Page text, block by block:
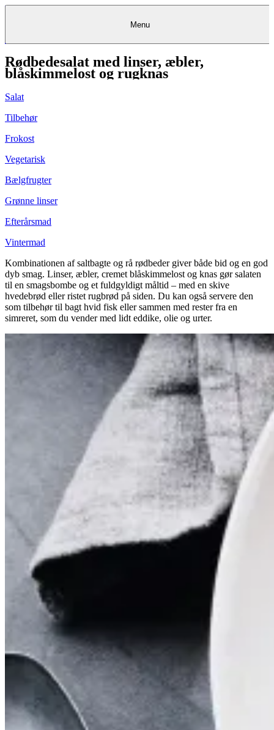
KantineKantine Kantine
FrokostordningFrokostordningFrokostordning
CateringCatering &&EventsEventsCatering & Events
Opskrifter
Restauranter Restauranter&&BagerierBagerier
Bagerier
FoodserviceFoodservice Foodservice
rådgivning
Eventkalender
KøbKøbgavekortgavekortKøb gavekort
KundeserviceKundeserviceKundeservice
Menu
Rødbedesalat med linser, æbler,
blåskimmelost og rugknas
Salat
Tilbehør
Frokost
Vegetarisk
Bælgfrugter
Grønne linser
Efterårsmad
Vintermad
Kombinationen af saltbagte og rå rødbeder giver både bid og en god
dyb smag. Linser, æbler, cremet blåskimmelost og knas gør salaten
til en smagsbombe og et fuldgyldigt måltid – med en skive
hvedebrød eller ristet rugbrød på siden. Du kan også servere den
som tilbehør til bagt hvid fisk eller sammen med rester fra en
simreret, som du vender med lidt eddike, olie og urter.